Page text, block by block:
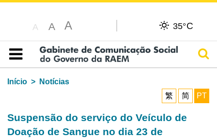
A A A 35°C
Índice
Início
Notícias
繁
简 PT
Suspensão do serviço do Veículo de
Doação de Sangue no dia 23 de